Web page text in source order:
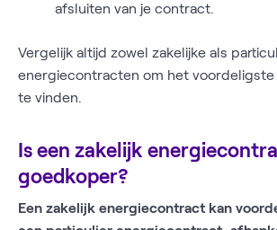
afsluiten van je contract.
Vergelijk altijd zowel zakelijke als
energiecontracten om het
te vinden.
Is een zakelijk
goedkoper?
Een zakelijk energiecontract kan